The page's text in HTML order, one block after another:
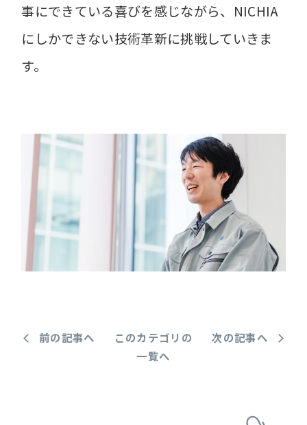
事にできている喜びを感じながら、NICHIA
にしかできない技術革新に挑戦していきま
す。
前の記事へ
このカテゴリの
一覧へ
次の記事へ